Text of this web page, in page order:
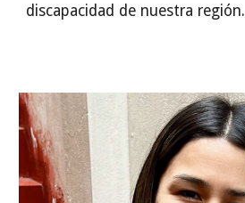
discapacidad de nuestra región.